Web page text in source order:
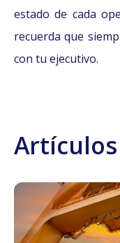
estado de cada
recuerda que
con tu ejecutivo.